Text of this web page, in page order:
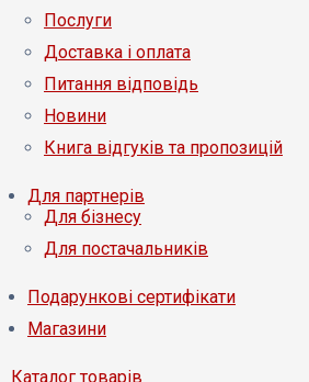
Послуги
Доставка і оплата
Питання відповідь
Новини
Книга відгуків та пропозицій
Для партнерів
Для бізнесу
Для постачальників
Подарункові сертифікати
Магазини
Каталог товарів